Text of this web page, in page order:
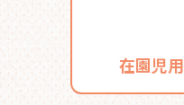
在園児用